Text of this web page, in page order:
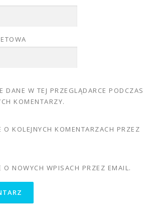
DANE W TEJ PRZEGLĄDARCE PODCZAS
KOMENTARZY.
KOLEJNYCH KOMENTARZACH PRZEZ
O NOWYCH WPISACH PRZEZ EMAIL.